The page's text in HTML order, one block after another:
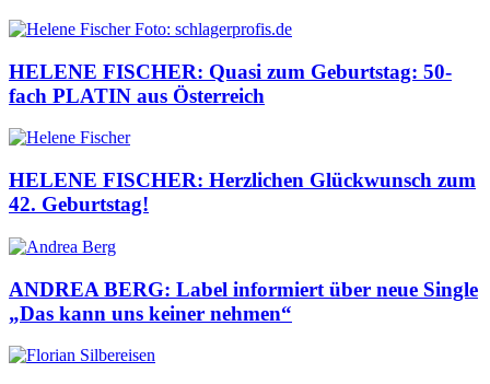
HELENE FISCHER: Quasi zum Geburtstag: 50-
fach PLATIN aus Österreich
HELENE FISCHER: Herzlichen Glückwunsch zum
42. Geburtstag!
ANDREA BERG: Label informiert über neue Single
„Das kann uns keiner nehmen“